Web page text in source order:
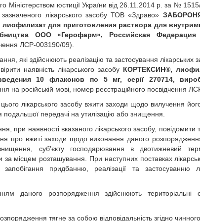
Міністерством юстиції України від 26.11.2014 р. за №
зазначеного лікарського засобу ТОВ «Здраво»
для приготовления раствора для
ООО «Герофарм», Российская Федерация
ЛСР-003190/09).
які здійснюють реалізацію та застосування лікарських
наявність лікарського засобу КОРТЕКСИН®,
10 флаконов по 5 мг, серії 270714,
на російській мові, номер реєстраційного посвідчення
цього лікарського засобу вжити заходи щодо вилучення
передачі на утилізацію або знищення.
при наявності вказаного лікарського засобу,
про вжиті заходи щодо виконання даного
суб’єкту господарювання в двотижневий
за місцем розташування. При наступних поставках
придбанню, реалізації та застосуванню
даного розпорядження здійснюють територіальні
тягне за собою відповідальність згідно